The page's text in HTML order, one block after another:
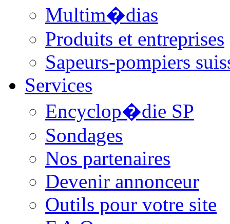
Multim�dias
Produits et entreprises
Sapeurs-pompiers
Services
Encyclop�die SP
Sondages
Nos partenaires
Devenir annonceur
Outils pour votre site